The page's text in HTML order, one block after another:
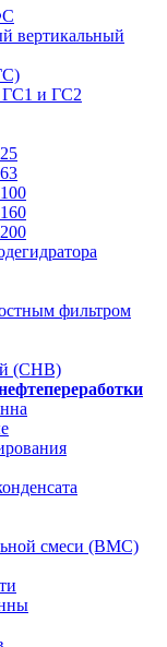
вертикальный
ГС1 и ГС2
фильтром
(СНВ)
смеси (BMC)